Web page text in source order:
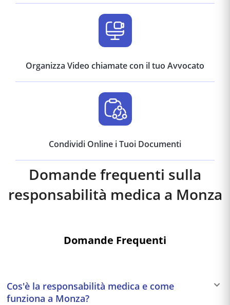
Organizza Video chiamate con il tuo Avvocato
Condividi Online i Tuoi Documenti
Domande frequenti sulla
responsabilità medica a Monza
Domande Frequenti
Cos'è la responsabilità medica e come
funziona a Monza?